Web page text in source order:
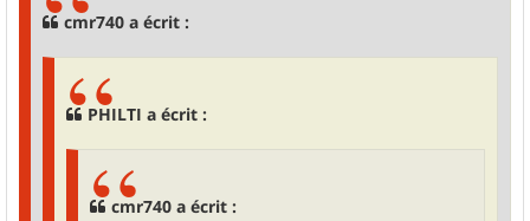
cmr740 a écrit :
PHILTI a écrit :
cmr740 a écrit :